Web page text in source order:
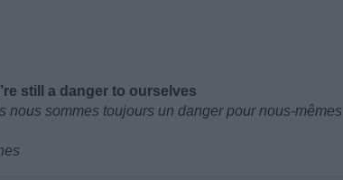
still a danger to ourselves
sommes toujours un danger pour nous-mêmes